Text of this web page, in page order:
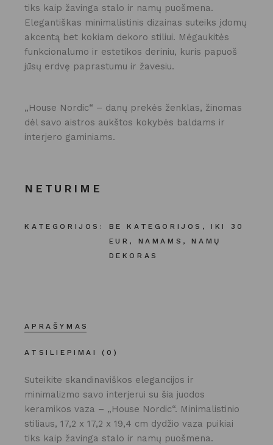
tiks kaip žavinga stalo ir namų puošmena.
Elegantiškas minimalistinis dizainas suteiks įdomų
akcentą bet kokiam dekoro stiliui. Mėgaukitės
funkcionalumo ir estetikos deriniu, kuris papuoš
jūsų erdvę paprastumu ir žavesiu.
„House Nordic“ – danų prekės ženklas, žinomas
dėl savo aistros aukštos kokybės baldams ir
interjero gaminiams.
NETURIME
KATEGORIJOS: BE KATEGORIJOS ,IKI 30
EUR , NAMAMS ,NAMŲ
DEKORAS
APRAŠYMAS
ATSILIEPIMAI (0)
Suteikite skandinaviškos elegancijos ir
minimalizmo savo interjerui su šia juodos
keramikos vaza – „House Nordic“. Minimalistinio
stiliaus, 17,2 x 17,2 x 19,4 cm dydžio vaza puikiai
tiks kaip žavinga stalo ir namų puošmena.